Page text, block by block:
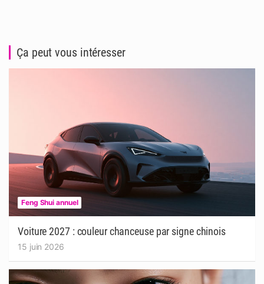
Ça peut vous intéresser
Feng Shui annuel
Voiture 2027 : couleur chanceuse par signe chinois
15 juin 2026